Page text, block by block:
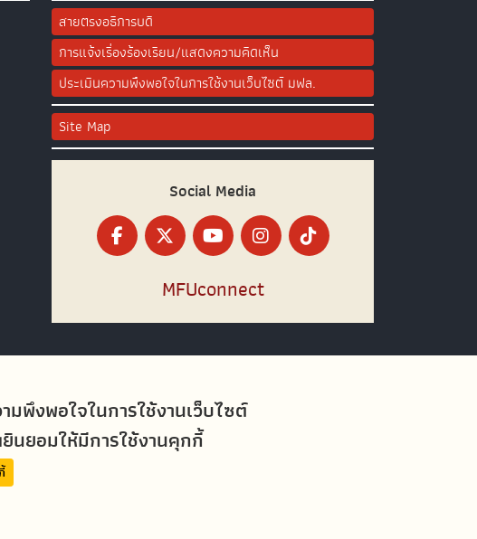
พึงพอใจในการใช้งานเว็บไซต์
นยอมให้มีการใช้งานคุกกี้
สายตรงอธิการบดี
การแจ้งเรื่องร้องเรียน/แสดงความคิดเห็น
ประเมินความพึงพอใจในการใช้งานเว็บไซต์ มฟล.
Site Map
Social Media
MFUconnect